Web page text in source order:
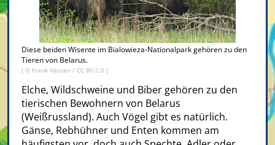
Diese beiden Wisente im Bialowieza-Nationalpark gehören zu den
Tieren von Belarus.
[ © Frank Vassen / CC BY-2.0 ]
Elche, Wildschweine und Biber gehören zu den
tierischen Bewohnern von Belarus
(Weißrussland). Auch Vögel gibt es natürlich.
Gänse, Rebhühner und Enten kommen am